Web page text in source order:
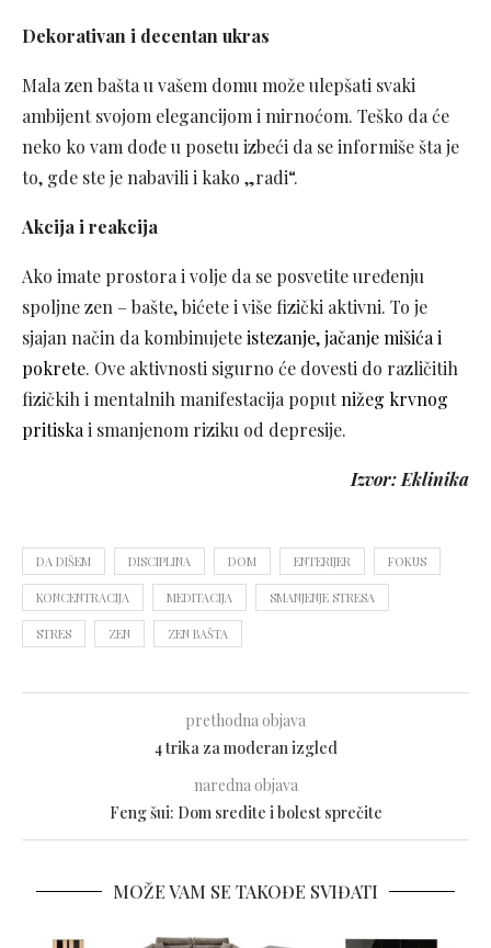
Dekorativan i decentan ukras
Mala zen bašta u vašem domu može ulepšati svaki
ambijent svojom elegancijom i mirnoćom. Teško da će
neko ko vam dođe u posetu izbeći da se informiše šta je
to, gde ste je nabavili i kako „radi“.
Akcija i reakcija
Ako imate prostora i volje da se posvetite uređenju
spoljne zen – bašte, bićete i više fizički aktivni. To je
sjajan način da kombinujeteistezanje, jačanje mišića i
pokrete. Ove aktivnosti sigurno će dovesti do različitih
fizičkih i mentalnih manifestacija poputnižeg krvnog
pritiskai smanjenom riziku od depresije.
Izvor: Eklinika
DA DIŠEM DISCIPLINA DOM ENTERIJER FOKUS
KONCENTRACIJA MEDITACIJA SMANJENJE STRESA
STRES ZEN ZEN BAŠTA
prethodna objava
4 trika za moderan izgled
naredna objava
Feng šui: Dom sredite i bolest sprečite
MOŽE VAM SE TAKOĐE SVIĐATI